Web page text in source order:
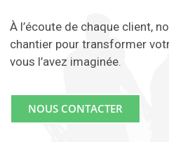
À l’écoute de chaque client,
chantier pour transformer
vous l’avez imaginée.
NOUS CONTACTER